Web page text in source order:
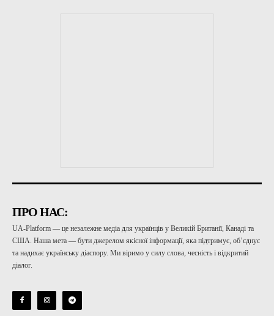
ПРО НАС:
UA-Platform — це незалежне медіа для українців у Великій Британії, Канаді та
США. Наша мета — бути джерелом якісної інформації, яка підтримує, об’єднує
та надихає українську діаспору. Ми віримо у силу слова, чесність і відкритий
діалог.